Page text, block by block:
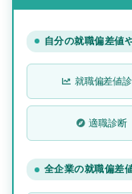
自分の就職偏差値
就職偏差値
適職診断
全企業の就職偏差